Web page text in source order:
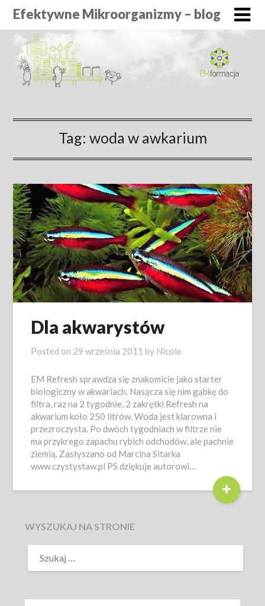
Efektywne Mikroorganizmy – blog
Tag: woda w awkarium
Dla akwarystów
Posted on 29 września 2011 by Nicole
EM Refresh sprawdza się znakomicie jako starter
biologiczny w akwariach. Nasącza się nim gąbkę do
filtra, raz na 2 tygodnie, 2 zakrętki Refresh na
akwarium koło 250 litrów. Woda jest klarowna i
przezroczysta. Po dwóch tygodniach w filtrze nie
ma przykrego zapachu rybich odchodów, ale pachnie
ziemią. Zasłyszano od Marcina Sitarka
www.czystystaw.pl PS dziękuje autorowi…
+
WYSZUKAJ NA STRONIE